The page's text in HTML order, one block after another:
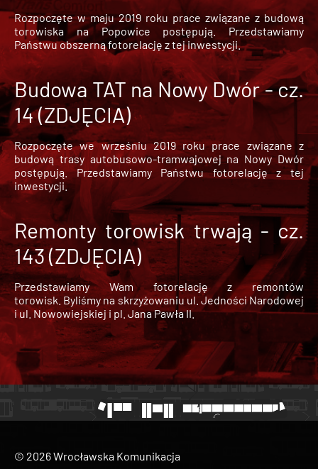
Rozpoczęte w maju 2019 roku prace związane z budową
torowiska na Popowice
postępują. Przedstawiamy
Państwu obszerną fotorelację z tej inwestycji.
Budowa TAT na Nowy Dwór - cz.
14 (ZDJĘCIA)
Rozpoczęte we wrześniu 2019 roku prace związane z
budową trasy autobusowo-tramwajowej na Nowy Dwór
postępują. Przedstawiamy Państwu fotorelację z tej
inwestycji.
Remonty torowisk trwają - cz.
143 (ZDJĘCIA)
Przedstawiamy Wam fotorelację z remontów
torowisk. Byliśmy na skrzyżowaniu ul. Jedności Narodowej
i ul. Nowowiejskiej i pl. Jana Pawła II.
© 2026 Wrocławska Komunikacja